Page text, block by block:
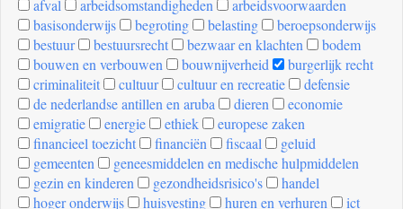
[invalid
name]
afval arbeidsomstandigheden
arbeidsvoorwaarden
basisonderwijs
begroting belasting
beroepsonderwijs
bestuur
bestuursrecht bezwaar en klachten
bodem
bouwen en verbouwen
bouwnijverheid
burgerlijk recht
criminaliteit
cultuur cultuur en recreatie
defensie
de nederlandse antillen en aruba
dieren
economie
emigratie
energie ethiek
europese zaken
financieel toezicht
financiën fiscaal
geluid
gemeenten
geneesmiddelen en medische hulpmiddelen
gezin en kinderen
gezondheidsrisico's
handel
hoger onderwijs
huisvesting huren en verhuren
ict